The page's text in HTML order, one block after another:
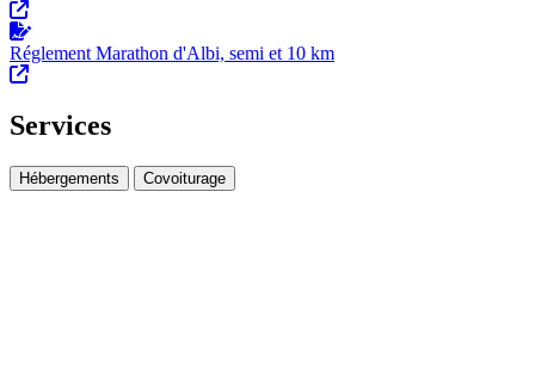
Réglement Marathon d'Albi, semi et 10 km
Services
Hébergements Covoiturage